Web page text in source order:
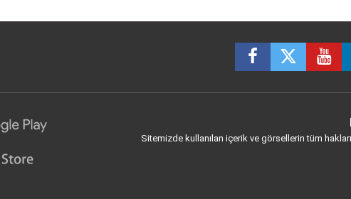
Sitemizde kullanılan içerik ve görsellerin tüm hakları